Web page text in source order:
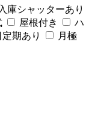
入庫シャッターあり
屋根付き
ハ
期あり
月極